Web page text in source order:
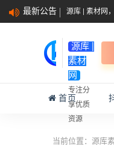
最新公告 源库 | 素材网
源库 |
素材
网
专注分
享优质
资源
首页
当前位置： 源库